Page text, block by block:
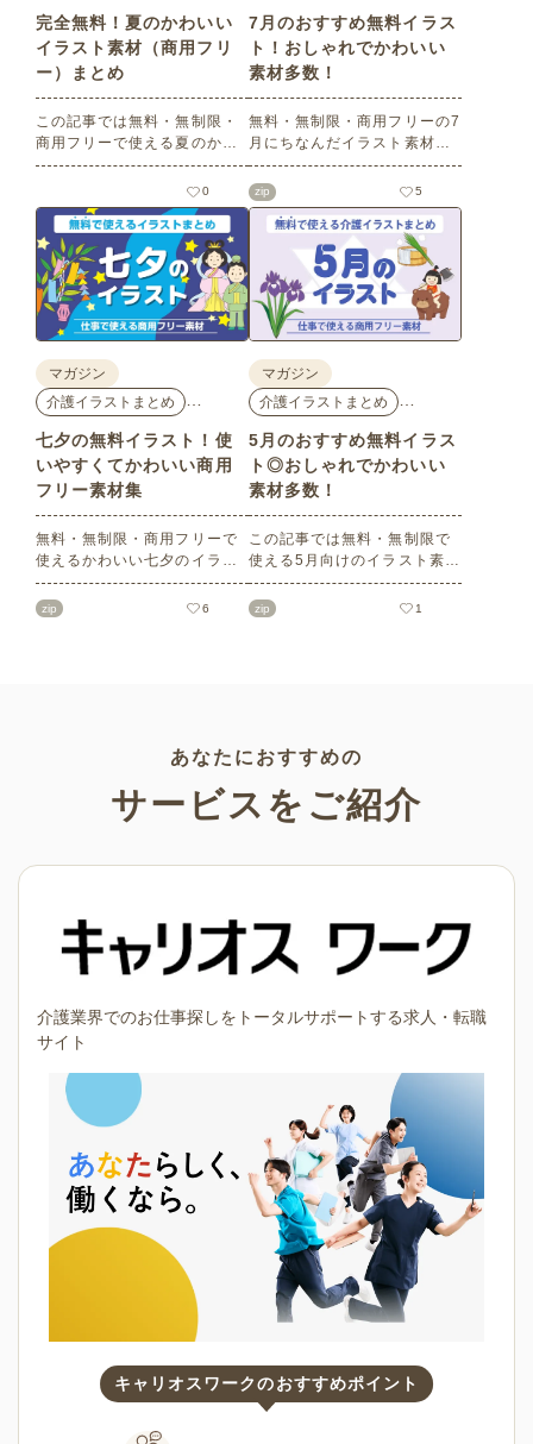
完全無料！夏のかわいい
イラスト素材（商用フリ
ー）まとめ
この記事では無料・無制限・
商用フリーで使える夏のかわ
いいイラスト素材を多数ご紹
介いたします。夏の花である
ひまわりや朝顔、夏祭り、花
火、七夕など夏ならではのか
わいいイラストをご用意！ポ
スターやパンフレットなどで
使いやすいテイストなので、
ぜひご活用ください。
0
7月のおすすめ無料イラス
ト！おしゃれでかわいい
素材多数！
無料・無制限・商用フリーの7
月にちなんだイラスト素材を
多数ご紹介します。どれも印
刷に適した解像度で、点数制
限なしで自由に使える素材ば
かり♪どなたでもご利用いただ
けます！ぜひご活用くださ
い。
zip 5
マガジン
介護イラストまとめ
七夕の無料イラスト！使
いやすくてかわいい商用
フリー素材集
無料・無制限・商用フリーで
使えるかわいい七夕のイラス
ト素材をご紹介します。短冊
の印刷用テンプレート、飾り
zip 6
マガジン
介護イラストまとめ
5月のおすすめ無料イラス
ト◎おしゃれでかわいい
素材多数！
この記事では無料・無制限で
使える5月向けのイラスト素材
を多数ご紹介します。商用フ
リーの可愛くておしゃれなイ
なシーンでご活用ください！
zip 1
あなたにおすすめの
サービスをご紹介
介護業界でのお仕事探しをトータルサポートする求人・転職
サイト
キャリオスワークのおすすめポイント